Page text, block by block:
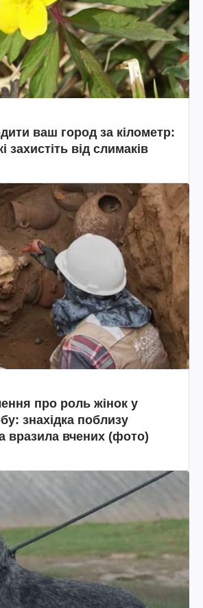
ваш город за кілометр:
захистіть від слимаків
про роль жінок у
знахідка поблизу
вразила вчених (фото)